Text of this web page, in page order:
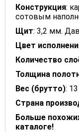
Конструкция:
сотовым
Щит: 3,2 мм.
Цвет
Количество
Толщина
Вес (брутто):
Страна
Больше
каталоге!